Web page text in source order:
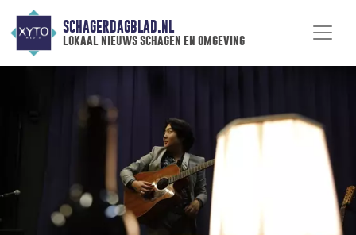
SCHAGERDAGBLAD.NL
lokaal nieuws schagen en omgeving